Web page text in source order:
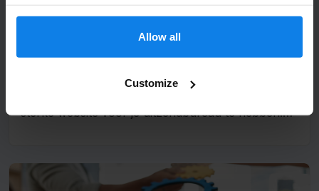
Allow all
Customize
Waarom kandidaten afhaken bij
verouderde uitzendbureau websites
Nieuws Tips & Tricks
In deze tijd is het belangrijker dan ooit om een
sterke website voor je uitzendbureau te hebben.